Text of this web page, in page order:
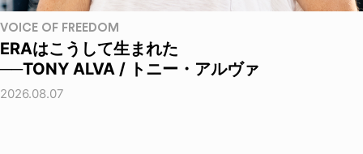
VOICE OF FREEDOM
ERAはこうして生まれた
──TONY ALVA / トニー・アルヴァ
2026.08.07